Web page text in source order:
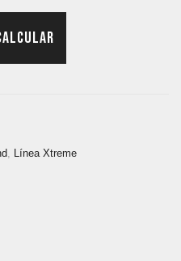
, Línea Xtreme